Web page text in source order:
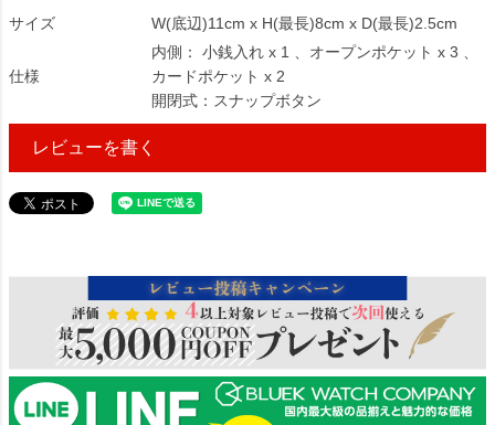
サイズ
W(底辺)11cm x H(最長)8cm x D(最長)2.5cm
仕様
内側： 小銭入れ x 1 、オープンポケット x 3 、
カードポケット x 2
開閉式：スナップボタン
レビューを書く